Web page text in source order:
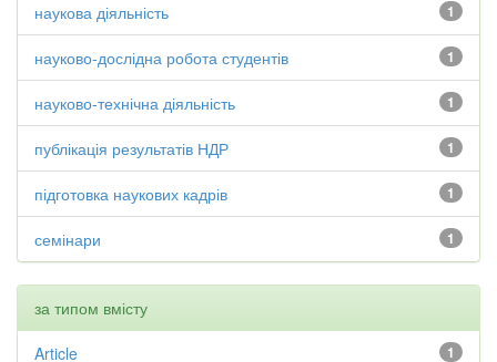
1
наукова діяльність
1
науково-дослідна робота студентів
1
науково-технічна діяльність
1
публікація результатів НДР
1
підготовка наукових кадрів
1
семінари
за типом вмісту
1
Article